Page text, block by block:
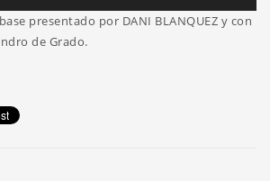
presentado por DANI BLANQUEZ y con
de Grado.